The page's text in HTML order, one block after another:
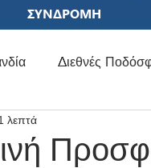
ΣΥΝΔΡΟΜΗ
Διεθνές
Μεταγραφές
λεπτά